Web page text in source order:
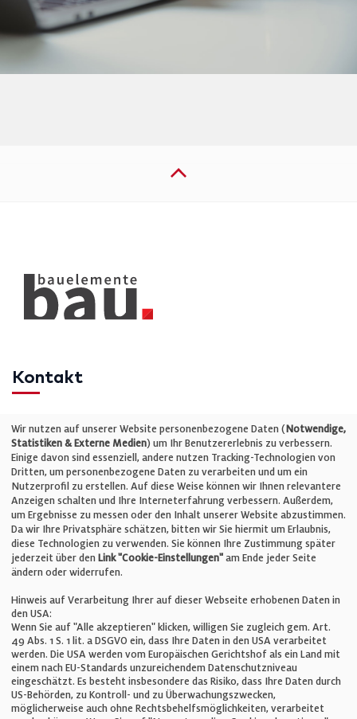
Kontakt
Telefon: +49 (0)711 2585563-0
E-Mail:info@bauelemente-bau.eu
Unternehmen
Impressum
Cookie-Einstellungen
AGB
Wir nutzen auf unserer Website personenbezogene Daten (Notwendige,
Statistiken & Externe Medien) um Ihr Benutzererlebnis zu verbessern.
Einige davon sind essenziell, andere nutzen Tracking-Technologien von
Dritten, um personenbezogene Daten zu verarbeiten und um ein
Nutzerprofil zu erstellen. Auf diese Weise können wir Ihnen relevantere
Anzeigen schalten und Ihre Interneterfahrung verbessern. Außerdem,
um Ergebnisse zu messen oder den Inhalt unserer Website abzustimmen.
Da wir Ihre Privatsphäre schätzen, bitten wir Sie hiermit um Erlaubnis,
diese Technologien zu verwenden. Sie können Ihre Zustimmung später
jederzeit über den Link "Cookie-Einstellungen" am Ende jeder Seite
ändern oder widerrufen.
Hinweis auf Verarbeitung Ihrer auf dieser Webseite erhobenen Daten in
den USA:
Wenn Sie auf "Alle akzeptieren" klicken, willigen Sie zugleich gem. Art.
49 Abs. 1 S. 1 lit. a DSGVO ein, dass Ihre Daten in den USA verarbeitet
werden. Die USA werden vom Europäischen Gerichtshof als ein Land mit
einem nach EU-Standards unzureichendem Datenschutzniveau
eingeschätzt. Es besteht insbesondere das Risiko, dass Ihre Daten durch
US-Behörden, zu Kontroll- und zu Überwachungszwecken,
möglicherweise auch ohne Rechtsbehelfsmöglichkeiten, verarbeitet